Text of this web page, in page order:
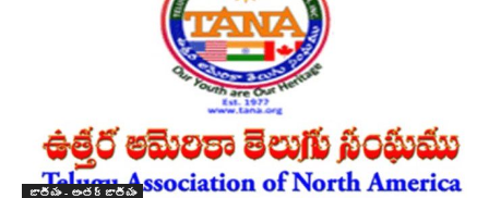
జాతీయం - అంతర్జాతీయం